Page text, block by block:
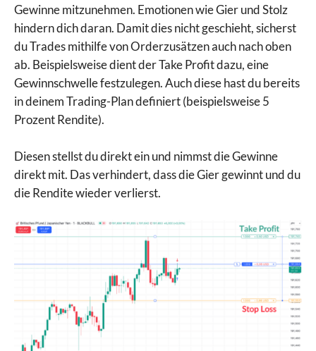
Gewinne mitzunehmen. Emotionen wie Gier und Stolz
hindern dich daran. Damit dies nicht geschieht, sicherst
du Trades mithilfe von Orderzusätzen auch nach oben
ab. Beispielsweise dient der Take Profit dazu, eine
Gewinnschwelle festzulegen. Auch diese hast du bereits
in deinem Trading-Plan definiert (beispielsweise 5
Prozent Rendite).
Diesen stellst du direkt ein und nimmst die Gewinne
direkt mit. Das verhindert, dass die Gier gewinnt und du
die Rendite wieder verlierst.